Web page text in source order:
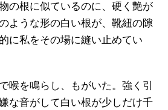
の根に似ているのに、硬く艶が
ような形の白い根が、靴紐の隙
に私をその場に縫い止めてい
喉を鳴らし、もがいた。強く引
な音がして白い根が少しだけ千